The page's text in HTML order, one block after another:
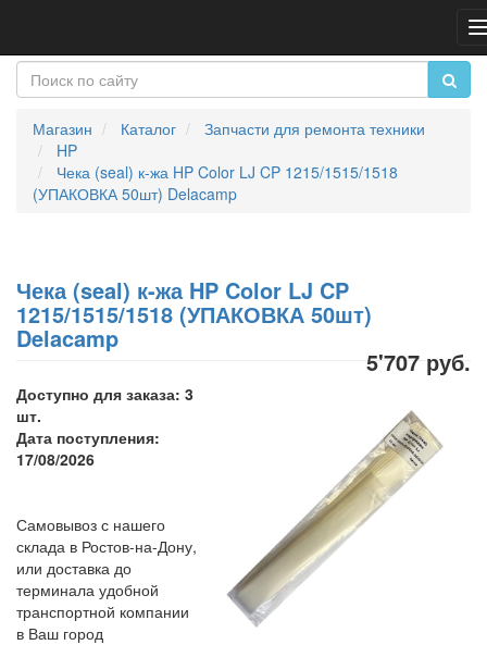
Магазин Каталог
Запчасти для ремонта техники
HP
Чека (seal) к-жа HP Color LJ CP 1215/1515/1518
(УПАКОВКА 50шт) Delacamp
Чека (seal) к-жа HP Color LJ CP
1215/1515/1518 (УПАКОВКА 50шт)
Delacamp
5'707 руб.
Доступно для заказа: 3
шт.
Дата поступления:
17/08/2026
Самовывоз с нашего
склада в Ростов-на-Дону,
или доставка до
терминала удобной
транспортной компании
в Ваш город